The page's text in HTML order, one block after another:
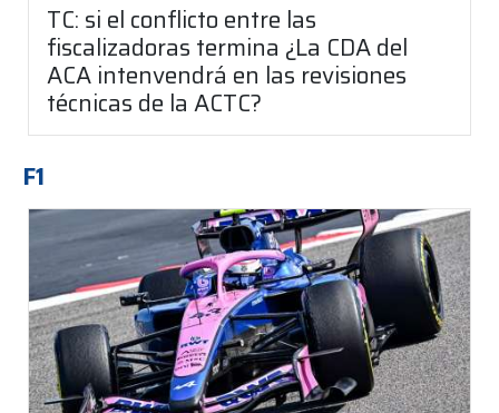
TC: si el conflicto entre las
fiscalizadoras termina ¿La CDA del
ACA intenvendrá en las revisiones
técnicas de la ACTC?
F1